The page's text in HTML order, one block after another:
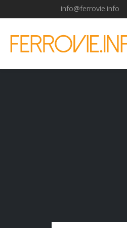
info@ferrovie.info